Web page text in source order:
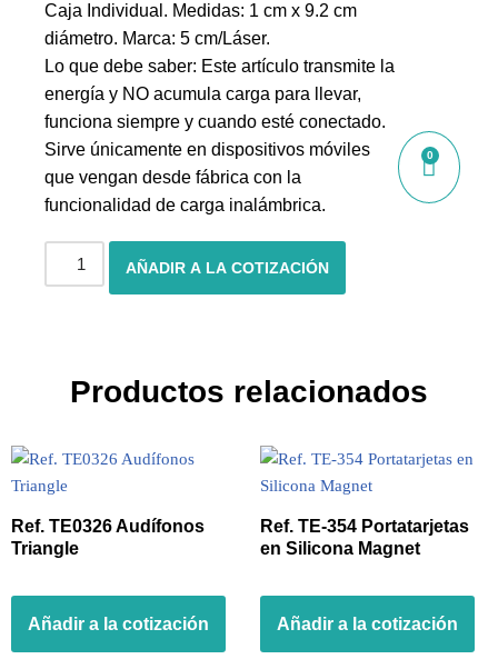
0
Caja Individual. Medidas: 1 cm x 9.2 cm
diámetro. Marca: 5 cm/Láser.
Lo que debe saber: Este artículo transmite la
energía y NO acumula carga para llevar,
funciona siempre y cuando esté conectado.
Sirve únicamente en dispositivos móviles
que vengan desde fábrica con la
funcionalidad de carga inalámbrica.
AÑADIR A LA COTIZACIÓN
Productos relacionados
Ref. TE0326 Audífonos
Triangle
Añadir a la cotización
Ref. TE-354 Portatarjetas
en Silicona Magnet
Añadir a la cotización